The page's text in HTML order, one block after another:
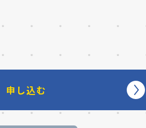
申し込む